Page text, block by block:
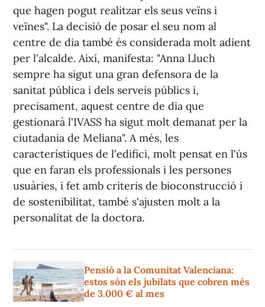
que hagen pogut realitzar els seus veïns i
veïnes". La decisió de posar el seu nom al
centre de dia també és considerada molt adient
per l'alcalde. Així, manifesta: "Anna Lluch
sempre ha sigut una gran defensora de la
sanitat pública i dels serveis públics i,
precisament, aquest centre de dia que
gestionarà l'IVASS ha sigut molt demanat per la
ciutadania de Meliana". A més, les
característiques de l'edifici, molt pensat en l'ús
que en faran els professionals i les persones
usuàries, i fet amb criteris de bioconstrucció i
de sostenibilitat, també s'ajusten molt a la
personalitat de la doctora.
Pensió a la Comunitat Valenciana:
estos són els jubilats que cobren més
de 3.000 € al mes